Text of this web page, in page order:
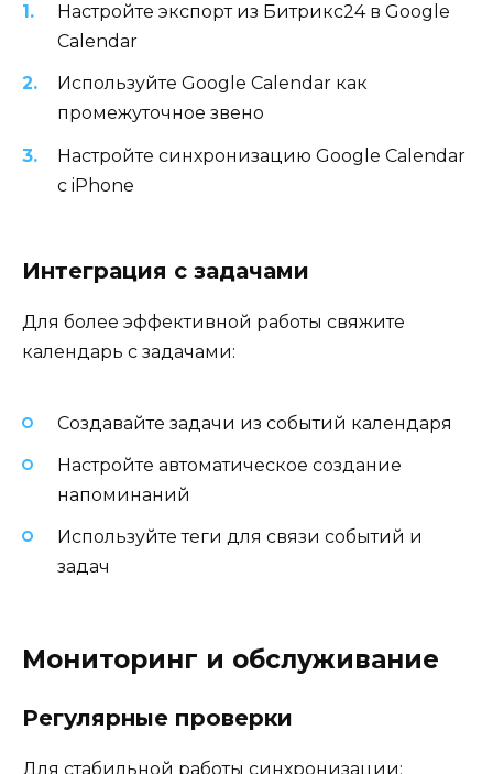
Настройте экспорт из Битрикс24 в Google
Calendar
Используйте Google Calendar как
промежуточное звено
Настройте синхронизацию Google Calendar
с iPhone
Интеграция с задачами
Для более эффективной работы свяжите
календарь с задачами:
Создавайте задачи из событий календаря
Настройте автоматическое создание
напоминаний
Используйте теги для связи событий и
задач
Мониторинг и обслуживание
Регулярные проверки
Для стабильной работы синхронизации: